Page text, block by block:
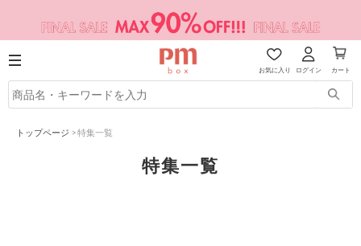
お気に入り ログイン カート
トップページ >特集一覧
特集一覧